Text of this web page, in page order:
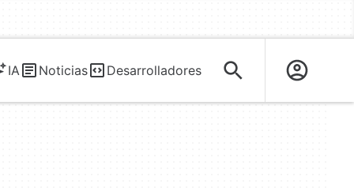
IA Noticias Desarrolladores